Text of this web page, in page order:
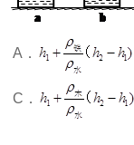
A．
C．